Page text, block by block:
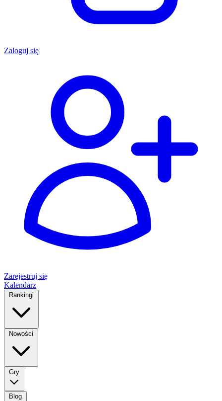
Zaloguj się
Zarejestruj się
Kalendarz
Rankingi
Nowości
Gry
Blog